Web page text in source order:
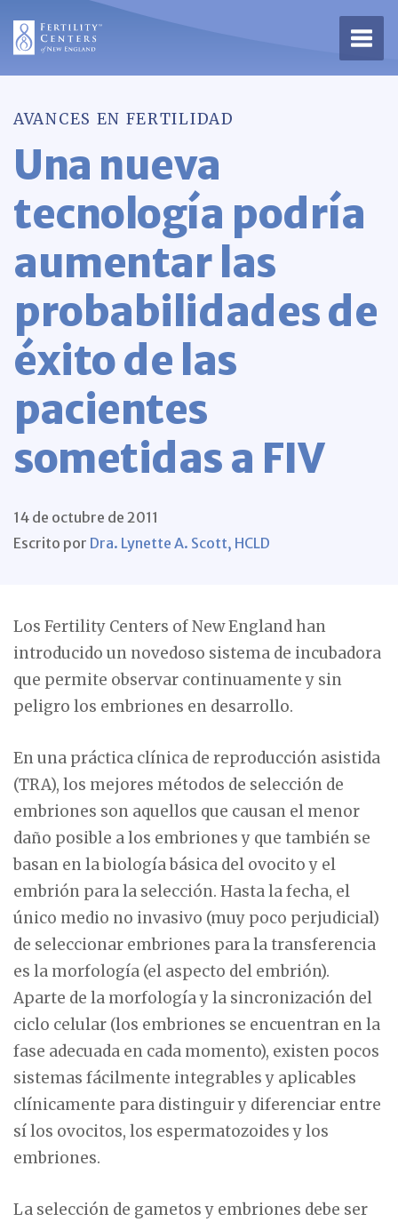
Abrir
AVANCES EN FERTILIDAD
Una nueva
tecnología podría
aumentar las
probabilidades de
éxito de las
pacientes
sometidas a FIV
14 de octubre de 2011
Escrito por Dra. Lynette A. Scott, HCLD
Los Fertility Centers of New England han
introducido un novedoso sistema de incubadora
que permite observar continuamente y sin
peligro los embriones en desarrollo.
En una práctica clínica de reproducción asistida
(TRA), los mejores métodos de selección de
embriones son aquellos que causan el menor
daño posible a los embriones y que también se
basan en la biología básica del ovocito y el
embrión para la selección. Hasta la fecha, el
único medio no invasivo (muy poco perjudicial)
de seleccionar embriones para la transferencia
es la morfología (el aspecto del embrión).
Aparte de la morfología y la sincronización del
ciclo celular (los embriones se encuentran en la
fase adecuada en cada momento), existen pocos
sistemas fácilmente integrables y aplicables
clínicamente para distinguir y diferenciar entre
sí los ovocitos, los espermatozoides y los
embriones.
La selección de gametos y embriones debe ser